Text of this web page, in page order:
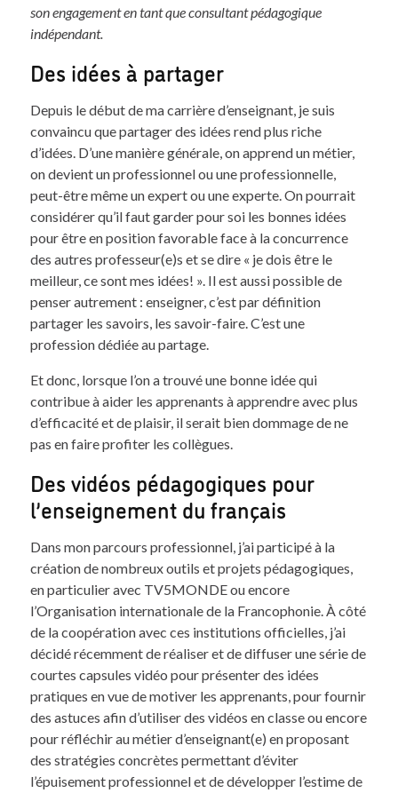
son engagement en tant que consultant pédagogique
indépendant.
Des idées à partager
Depuis le début de ma carrière d’enseignant, je suis
convaincu que partager des idées rend plus riche
d’idées. D’une manière générale, on apprend un métier,
on devient un professionnel ou une professionnelle,
peut-être même un expert ou une experte. On pourrait
considérer qu’il faut garder pour soi les bonnes idées
pour être en position favorable face à la concurrence
des autres professeur(e)s et se dire « je dois être le
meilleur, ce sont mes idées! ». Il est aussi possible de
penser autrement : enseigner, c’est par définition
partager les savoirs, les savoir-faire. C’est une
profession dédiée au partage.
Et donc, lorsque l’on a trouvé une bonne idée qui
contribue à aider les apprenants à apprendre avec plus
d’efficacité et de plaisir, il serait bien dommage de ne
pas en faire profiter les collègues.
Des vidéos pédagogiques pour
l’enseignement du français
Dans mon parcours professionnel, j’ai participé à la
création de nombreux outils et projets pédagogiques,
en particulier avec TV5MONDE ou encore
l’Organisation internationale de la Francophonie. À côté
de la coopération avec ces institutions officielles, j’ai
décidé récemment de réaliser et de diffuser une série de
courtes capsules vidéo pour présenter des idées
pratiques en vue de motiver les apprenants, pour fournir
des astuces afin d’utiliser des vidéos en classe ou encore
pour réfléchir au métier d’enseignant(e) en proposant
des stratégies concrètes permettant d’éviter
l’épuisement professionnel et de développer l’estime de